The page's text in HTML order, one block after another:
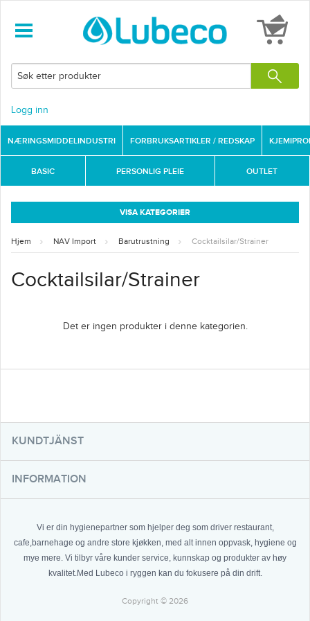
Logg inn
NÆRINGSMIDDELINDUSTRI FORBRUKSARTIKLER / REDSKAP
BASIC PERSONLIG PLEIE OUTLET
VISA KATEGORIER
Hjem NAV Import Barutrustning Cocktailsilar/Strainer
Cocktailsilar/Strainer
Det er ingen produkter i denne kategorien.
KUNDTJÄNST
INFORMATION
Vi er din hygienepartner som hjelper deg som driver restaurant,
cafe,barnehage og andre store kjøkken, med alt innen oppvask, hygiene og
mye mere. Vi tilbyr våre kunder service, kunnskap og produkter av høy
kvalitet.Med Lubeco i ryggen kan du fokusere på din drift.
Copyright © 2026